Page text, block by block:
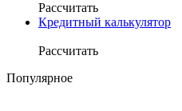
Рассчитать
Кредитный калькулятор
Рассчитать
Популярное